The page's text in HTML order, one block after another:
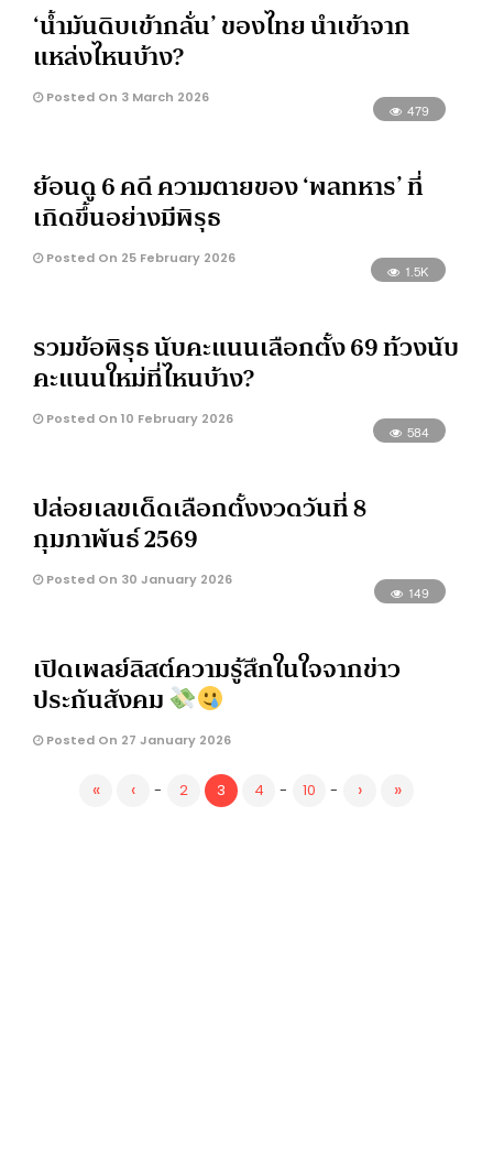
‘น้ำมันดิบเข้ากลั่น’ ของไทย นำเข้าจาก
แหล่งไหนบ้าง?
Posted On 3 March 2026
479
ย้อนดู 6 คดี ความตายของ ‘พลทหาร’ ที่
เกิดขึ้นอย่างมีพิรุธ
Posted On 25 February 2026
1.5K
รวมข้อพิรุธ นับคะแนนเลือกตั้ง 69 ท้วงนับ
คะแนนใหม่ที่ไหนบ้าง?
Posted On 10 February 2026
584
ปล่อยเลขเด็ดเลือกตั้งงวดวันที่ 8
กุมภาพันธ์ 2569
Posted On 30 January 2026
149
เปิดเพลย์ลิสต์ความรู้สึกในใจจากข่าว
ประกันสังคม
Posted On 27 January 2026
« ‹ - 2 3 4 - 10 - › »